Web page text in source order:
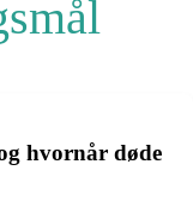
hvornår døde